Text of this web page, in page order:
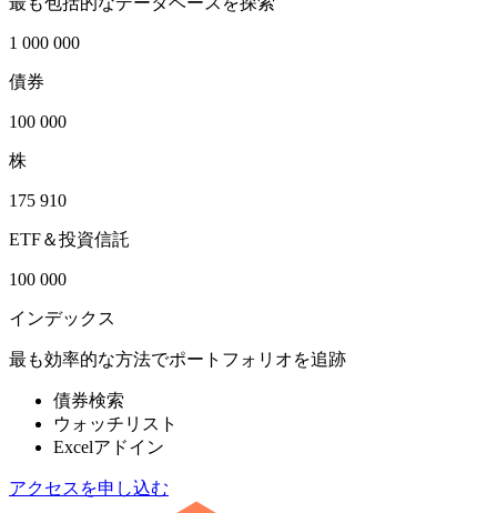
1 000 000
債券
100 000
株
175 910
ETF＆投資信託
100 000
インデックス
最も効率的な方法でポートフォリオを追跡
債券検索
ウォッチリスト
Excelアドイン
アクセスを申し込む